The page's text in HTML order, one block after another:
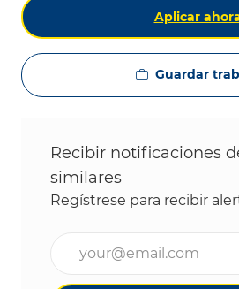
Aplicar
Guardar
Recibir notificaciones
similares
Regístrese para recibir
Ingrese la dirección de